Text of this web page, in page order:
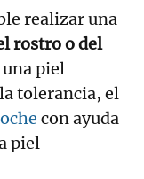
realizar una
rostro o del
piel
tolerancia, el
con ayuda
piel